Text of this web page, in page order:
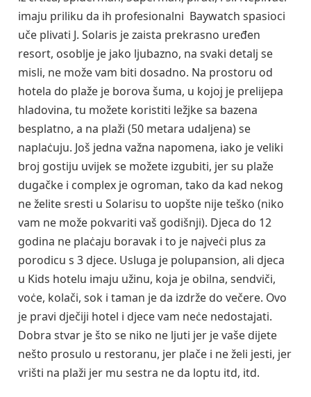
imaju priliku da ih profesionalni Baywatch spasioci
uče plivati J. Solaris je zaista prekrasno uređen
resort, osoblje je jako ljubazno, na svaki detalj se
misli, ne može vam biti dosadno. Na prostoru od
hotela do plaže je borova šuma, u kojoj je prelijepa
hladovina, tu možete koristiti ležjke sa bazena
besplatno, a na plaži (50 metara udaljena) se
naplaċuju. Još jedna važna napomena, iako je veliki
broj gostiju uvijek se možete izgubiti, jer su plaže
dugačke i complex je ogroman, tako da kad nekog
ne želite sresti u Solarisu to uopšte nije teško (niko
vam ne može pokvariti vaš godišnji). Djeca do 12
godina ne plaċaju boravak i to je najveċi plus za
porodicu s 3 djece. Usluga je polupansion, ali djeca
u Kids hotelu imaju užinu, koja je obilna, sendviči,
voċe, kolači, sok i taman je da izdrže do večere. Ovo
je pravi dječiji hotel i djece vam neċe nedostajati.
Dobra stvar je što se niko ne ljuti jer je vaše dijete
nešto prosulo u restoranu, jer plače i ne želi jesti, jer
vrišti na plaži jer mu sestra ne da loptu itd, itd.